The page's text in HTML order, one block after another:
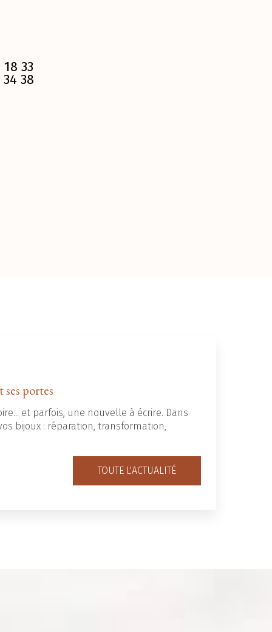
33
38
portes
et parfois, une nouvelle à écrire. Dans
bijoux : réparation, transformation,
TOUTE L'ACTUALITÉ